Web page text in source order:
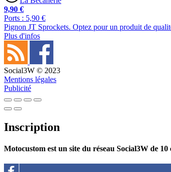
9,90 €
Ports : 5,90 €
Pignon JT Sprockets. Optez pour un produit de
Plus d'infos
Social3W © 2023
Mentions légales
Publicité
Inscription
Motocustom est un site du réseau Social3W de 10